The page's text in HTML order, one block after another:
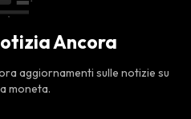
Ancora
aggiornamenti sulle notizie su
moneta.